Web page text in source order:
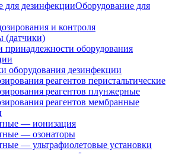
Оборудование для
и контроля
(датчики)
принадлежности оборудования
оборудования дезинфекции
реагентов перистальтические
реагентов плунжерные
реагентов мембранные
— ионизация
— озонаторы
— ультрафиолетовые установки